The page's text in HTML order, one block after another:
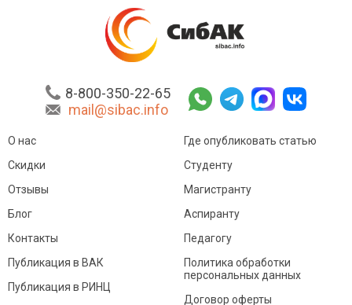
8-800-350-22-65
mail@sibac.info
О нас
Скидки
Отзывы
Блог
Контакты
Где опубликовать статью
Студенту
Магистранту
Аспиранту
Педагогу
Публикация в ВАК
Публикация в РИНЦ
Политика обработки
персональных данных
Договор оферты